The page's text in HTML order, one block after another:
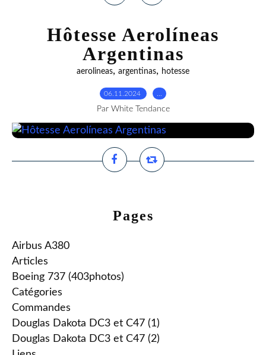
Hôtesse Aerolíneas
Argentinas
aerolineas, argentinas, hotesse
06.11.2024
Par White Tendance
Pages
Airbus A380
Articles
Boeing 737 (403photos)
Catégories
Commandes
Douglas Dakota DC3 et C47 (1)
Douglas Dakota DC3 et C47 (2)